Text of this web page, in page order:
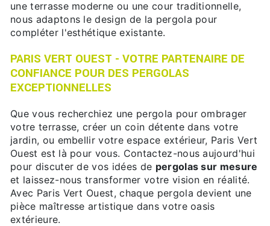
une terrasse moderne ou une cour traditionnelle,
nous adaptons le design de la pergola pour
compléter l'esthétique existante.
PARIS VERT OUEST - VOTRE PARTENAIRE DE
CONFIANCE POUR DES PERGOLAS
EXCEPTIONNELLES
Que vous recherchiez une pergola pour ombrager
votre terrasse, créer un coin détente dans votre
jardin, ou embellir votre espace extérieur, Paris Vert
Ouest est là pour vous. Contactez-nous aujourd'hui
pour discuter de vos idées de pergolas sur mesure
et laissez-nous transformer votre vision en réalité.
Avec Paris Vert Ouest, chaque pergola devient une
pièce maîtresse artistique dans votre oasis
extérieure.